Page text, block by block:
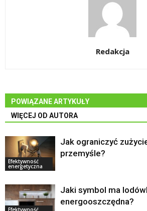
Redakcja
POWIĄZANE ARTYKUŁY
WIĘCEJ OD AUTORA
Efektywność
energetyczna
Jak ograniczyć
przemyśle?
Efektywność
Jaki symbol ma
energooszczędna?